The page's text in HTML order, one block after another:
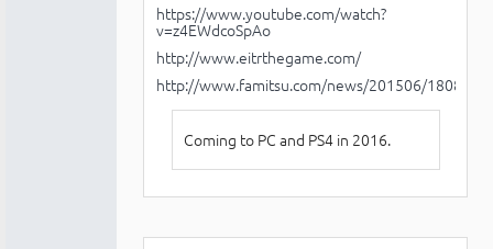
https://www.youtube.com/watch?
v=z4EWdcoSpAo
http://www.eitrthegame.com/
http://www.famitsu.com/news/201506/
Coming to PC and PS4 in 2016.